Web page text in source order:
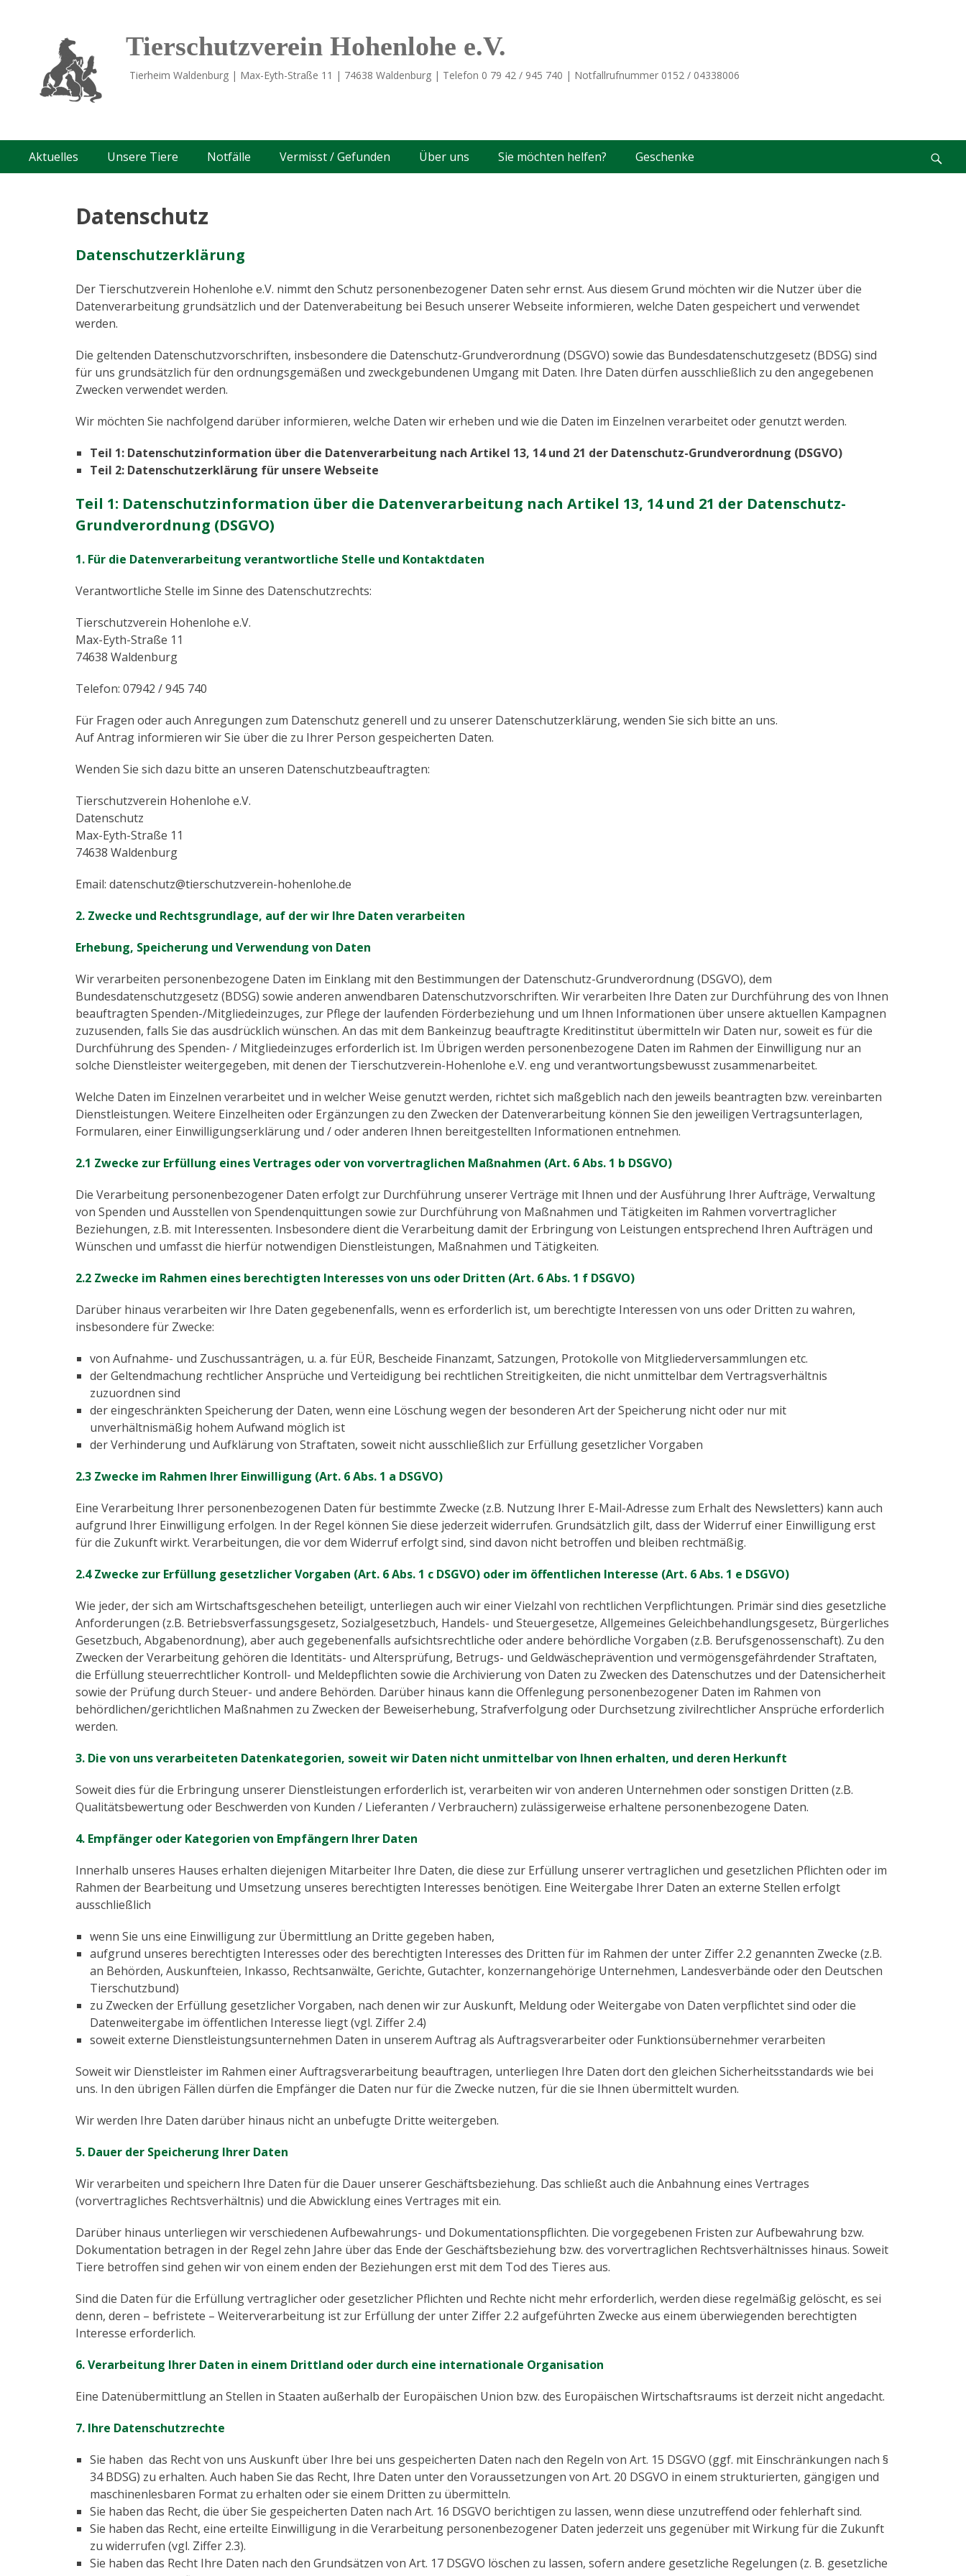
Tierschutzverein Hohenlohe e.V.
Tierheim Waldenburg | Max-Eyth-Straße 11 | 74638 Waldenburg | Telefon 0 79 42 / 945 740 | Notfallrufnummer 0152 / 04338006
Primäres
Menü
Springe
zum
Aktuelles Unsere Tiere Notfälle Vermisst / Gefunden Über uns Sie möchten helfen? Geschenke
Datenschutz
Datenschutzerklärung
Der Tierschutzverein Hohenlohe e.V. nimmt den Schutz personenbezogener Daten sehr ernst. Aus diesem Grund möchten wir die Nutzer über die
Datenverarbeitung grundsätzlich und der Datenverabeitung bei Besuch unserer Webseite informieren, welche Daten gespeichert und verwendet
werden.
Die geltenden Datenschutzvorschriften, insbesondere die Datenschutz-Grundverordnung (DSGVO) sowie das Bundesdatenschutzgesetz (BDSG) sind
für uns grundsätzlich für den ordnungsgemäßen und zweckgebundenen Umgang mit Daten. Ihre Daten dürfen ausschließlich zu den angegebenen
Zwecken verwendet werden.
Wir möchten Sie nachfolgend darüber informieren, welche Daten wir erheben und wie die Daten im Einzelnen verarbeitet oder genutzt werden.
Teil 1: Datenschutzinformation über die Datenverarbeitung nach Artikel 13, 14 und 21 der Datenschutz-Grundverordnung (DSGVO)
Teil 2: Datenschutzerklärung für unsere Webseite
Teil 1: Datenschutzinformation über die Datenverarbeitung nach Artikel 13, 14 und 21 der Datenschutz-
Grundverordnung (DSGVO)
1. Für die Datenverarbeitung verantwortliche Stelle und Kontaktdaten
Verantwortliche Stelle im Sinne des Datenschutzrechts:
Tierschutzverein Hohenlohe e.V.
Max-Eyth-Straße 11
74638 Waldenburg
Telefon: 07942 / 945 740
Für Fragen oder auch Anregungen zum Datenschutz generell und zu unserer Datenschutzerklärung, wenden Sie sich bitte an uns.
Auf Antrag informieren wir Sie über die zu Ihrer Person gespeicherten Daten.
Wenden Sie sich dazu bitte an unseren Datenschutzbeauftragten:
Tierschutzverein Hohenlohe e.V.
Datenschutz
Max-Eyth-Straße 11
74638 Waldenburg
Email: datenschutz@tierschutzverein-hohenlohe.de
2. Zwecke und Rechtsgrundlage, auf der wir Ihre Daten verarbeiten
Erhebung, Speicherung und Verwendung von Daten
Wir verarbeiten personenbezogene Daten im Einklang mit den Bestimmungen der Datenschutz-Grundverordnung (DSGVO), dem
Bundesdatenschutzgesetz (BDSG) sowie anderen anwendbaren Datenschutzvorschriften. Wir verarbeiten Ihre Daten zur Durchführung des von Ihnen
beauftragten Spenden-/Mitgliedeinzuges, zur Pflege der laufenden Förderbeziehung und um Ihnen Informationen über unsere aktuellen Kampagnen
zuzusenden, falls Sie das ausdrücklich wünschen. An das mit dem Bankeinzug beauftragte Kreditinstitut übermitteln wir Daten nur, soweit es für die
Durchführung des Spenden- / Mitgliedeinzuges erforderlich ist. Im Übrigen werden personenbezogene Daten im Rahmen der Einwilligung nur an
solche Dienstleister weitergegeben, mit denen der Tierschutzverein-Hohenlohe e.V. eng und verantwortungsbewusst zusammenarbeitet.
Welche Daten im Einzelnen verarbeitet und in welcher Weise genutzt werden, richtet sich maßgeblich nach den jeweils beantragten bzw. vereinbarten
Dienstleistungen. Weitere Einzelheiten oder Ergänzungen zu den Zwecken der Datenverarbeitung können Sie den jeweiligen Vertragsunterlagen,
Formularen, einer Einwilligungserklärung und / oder anderen Ihnen bereitgestellten Informationen entnehmen.
2.1 Zwecke zur Erfüllung eines Vertrages oder von vorvertraglichen Maßnahmen (Art. 6 Abs. 1 b DSGVO)
Die Verarbeitung personenbezogener Daten erfolgt zur Durchführung unserer Verträge mit Ihnen und der Ausführung Ihrer Aufträge, Verwaltung
von Spenden und Ausstellen von Spendenquittungen sowie zur Durchführung von Maßnahmen und Tätigkeiten im Rahmen vorvertraglicher
Beziehungen, z.B. mit Interessenten. Insbesondere dient die Verarbeitung damit der Erbringung von Leistungen entsprechend Ihren Aufträgen und
Wünschen und umfasst die hierfür notwendigen Dienstleistungen, Maßnahmen und Tätigkeiten.
2.2 Zwecke im Rahmen eines berechtigten Interesses von uns oder Dritten (Art. 6 Abs. 1 f DSGVO)
Darüber hinaus verarbeiten wir Ihre Daten gegebenenfalls, wenn es erforderlich ist, um berechtigte Interessen von uns oder Dritten zu wahren,
insbesondere für Zwecke:
von Aufnahme- und Zuschussanträgen, u. a. für EÜR, Bescheide Finanzamt, Satzungen, Protokolle von Mitgliederversammlungen etc.
der Geltendmachung rechtlicher Ansprüche und Verteidigung bei rechtlichen Streitigkeiten, die nicht unmittelbar dem Vertragsverhältnis
zuzuordnen sind
der eingeschränkten Speicherung der Daten, wenn eine Löschung wegen der besonderen Art der Speicherung nicht oder nur mit
unverhältnismäßig hohem Aufwand möglich ist
der Verhinderung und Aufklärung von Straftaten, soweit nicht ausschließlich zur Erfüllung gesetzlicher Vorgaben
2.3 Zwecke im Rahmen Ihrer Einwilligung (Art. 6 Abs. 1 a DSGVO)
Eine Verarbeitung Ihrer personenbezogenen Daten für bestimmte Zwecke (z.B. Nutzung Ihrer E-Mail-Adresse zum Erhalt des Newsletters) kann auch
aufgrund Ihrer Einwilligung erfolgen. In der Regel können Sie diese jederzeit widerrufen. Grundsätzlich gilt, dass der Widerruf einer Einwilligung erst
für die Zukunft wirkt. Verarbeitungen, die vor dem Widerruf erfolgt sind, sind davon nicht betroffen und bleiben rechtmäßig.
2.4 Zwecke zur Erfüllung gesetzlicher Vorgaben (Art. 6 Abs. 1 c DSGVO) oder im öffentlichen Interesse (Art. 6 Abs. 1 e DSGVO)
Wie jeder, der sich am Wirtschaftsgeschehen beteiligt, unterliegen auch wir einer Vielzahl von rechtlichen Verpflichtungen. Primär sind dies gesetzliche
Anforderungen (z.B. Betriebsverfassungsgesetz, Sozialgesetzbuch, Handels- und Steuergesetze, Allgemeines Geleichbehandlungsgesetz, Bürgerliches
Gesetzbuch, Abgabenordnung), aber auch gegebenenfalls aufsichtsrechtliche oder andere behördliche Vorgaben (z.B. Berufsgenossenschaft). Zu den
Zwecken der Verarbeitung gehören die Identitäts- und Altersprüfung, Betrugs- und Geldwäscheprävention und vermögensgefährdender Straftaten,
die Erfüllung steuerrechtlicher Kontroll- und Meldepflichten sowie die Archivierung von Daten zu Zwecken des Datenschutzes und der Datensicherheit
sowie der Prüfung durch Steuer- und andere Behörden. Darüber hinaus kann die Offenlegung personenbezogener Daten im Rahmen von
behördlichen/gerichtlichen Maßnahmen zu Zwecken der Beweiserhebung, Strafverfolgung oder Durchsetzung zivilrechtlicher Ansprüche erforderlich
werden.
3. Die von uns verarbeiteten Datenkategorien, soweit wir Daten nicht unmittelbar von Ihnen erhalten, und deren Herkunft
Soweit dies für die Erbringung unserer Dienstleistungen erforderlich ist, verarbeiten wir von anderen Unternehmen oder sonstigen Dritten (z.B.
Qualitätsbewertung oder Beschwerden von Kunden / Lieferanten / Verbrauchern) zulässigerweise erhaltene personenbezogene Daten.
4. Empfänger oder Kategorien von Empfängern Ihrer Daten
Innerhalb unseres Hauses erhalten diejenigen Mitarbeiter Ihre Daten, die diese zur Erfüllung unserer vertraglichen und gesetzlichen Pflichten oder im
Rahmen der Bearbeitung und Umsetzung unseres berechtigten Interesses benötigen. Eine Weitergabe Ihrer Daten an externe Stellen erfolgt
ausschließlich
wenn Sie uns eine Einwilligung zur Übermittlung an Dritte gegeben haben,
aufgrund unseres berechtigten Interesses oder des berechtigten Interesses des Dritten für im Rahmen der unter Ziffer 2.2 genannten Zwecke (z.B.
an Behörden, Auskunfteien, Inkasso, Rechtsanwälte, Gerichte, Gutachter, konzernangehörige Unternehmen, Landesverbände oder den Deutschen
Tierschutzbund)
zu Zwecken der Erfüllung gesetzlicher Vorgaben, nach denen wir zur Auskunft, Meldung oder Weitergabe von Daten verpflichtet sind oder die
Datenweitergabe im öffentlichen Interesse liegt (vgl. Ziffer 2.4)
soweit externe Dienstleistungsunternehmen Daten in unserem Auftrag als Auftragsverarbeiter oder Funktionsübernehmer verarbeiten
Soweit wir Dienstleister im Rahmen einer Auftragsverarbeitung beauftragen, unterliegen Ihre Daten dort den gleichen Sicherheitsstandards wie bei
uns. In den übrigen Fällen dürfen die Empfänger die Daten nur für die Zwecke nutzen, für die sie Ihnen übermittelt wurden.
Wir werden Ihre Daten darüber hinaus nicht an unbefugte Dritte weitergeben.
5. Dauer der Speicherung Ihrer Daten
Wir verarbeiten und speichern Ihre Daten für die Dauer unserer Geschäftsbeziehung. Das schließt auch die Anbahnung eines Vertrages
(vorvertragliches Rechtsverhältnis) und die Abwicklung eines Vertrages mit ein.
Darüber hinaus unterliegen wir verschiedenen Aufbewahrungs- und Dokumentationspflichten. Die vorgegebenen Fristen zur Aufbewahrung bzw.
Dokumentation betragen in der Regel zehn Jahre über das Ende der Geschäftsbeziehung bzw. des vorvertraglichen Rechtsverhältnisses hinaus. Soweit
Tiere betroffen sind gehen wir von einem enden der Beziehungen erst mit dem Tod des Tieres aus.
Sind die Daten für die Erfüllung vertraglicher oder gesetzlicher Pflichten und Rechte nicht mehr erforderlich, werden diese regelmäßig gelöscht, es sei
denn, deren – befristete – Weiterverarbeitung ist zur Erfüllung der unter Ziffer 2.2 aufgeführten Zwecke aus einem überwiegenden berechtigten
Interesse erforderlich.
6. Verarbeitung Ihrer Daten in einem Drittland oder durch eine internationale Organisation
Eine Datenübermittlung an Stellen in Staaten außerhalb der Europäischen Union bzw. des Europäischen Wirtschaftsraums ist derzeit nicht angedacht.
7. Ihre Datenschutzrechte
Sie haben das Recht von uns Auskunft über Ihre bei uns gespeicherten Daten nach den Regeln von Art. 15 DSGVO (ggf. mit Einschränkungen nach §
34 BDSG) zu erhalten. Auch haben Sie das Recht, Ihre Daten unter den Voraussetzungen von Art. 20 DSGVO in einem strukturierten, gängigen und
maschinenlesbaren Format zu erhalten oder sie einem Dritten zu übermitteln.
Sie haben das Recht, die über Sie gespeicherten Daten nach Art. 16 DSGVO berichtigen zu lassen, wenn diese unzutreffend oder fehlerhaft sind.
Sie haben das Recht, eine erteilte Einwilligung in die Verarbeitung personenbezogener Daten jederzeit uns gegenüber mit Wirkung für die Zukunft
zu widerrufen (vgl. Ziffer 2.3).
Sie haben das Recht Ihre Daten nach den Grundsätzen von Art. 17 DSGVO löschen zu lassen, sofern andere gesetzliche Regelungen (z. B. gesetzliche